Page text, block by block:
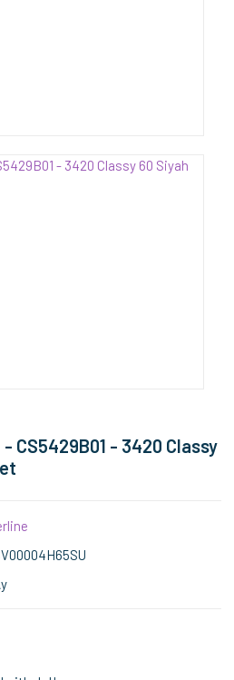
- CS5429B01 - 3420 Classy